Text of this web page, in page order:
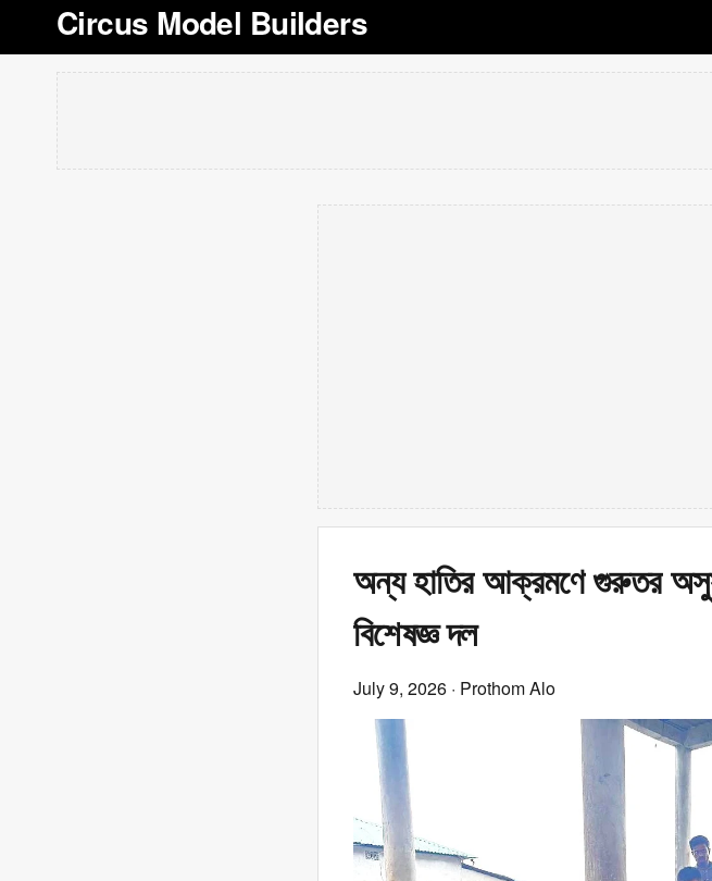
Circus Model Builders
অন্য হাতির আক্রমণে গুরুতর
বিশেষজ্ঞ দল
July 9, 2026 · Prothom Alo